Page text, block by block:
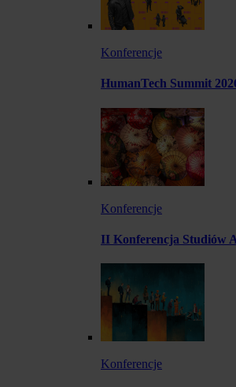
Konferencje
HumanTech Summit
Konferencje
II Konferencja Studiów
Konferencje